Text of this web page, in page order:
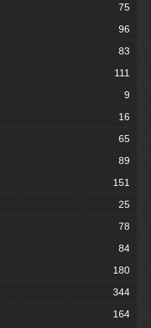
75
96
83
111
9
16
65
89
151
25
78
84
180
344
164